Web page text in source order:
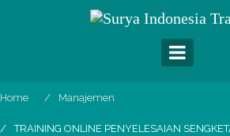
Home Manajemen
TRAINING ONLINE PENYELESAIAN